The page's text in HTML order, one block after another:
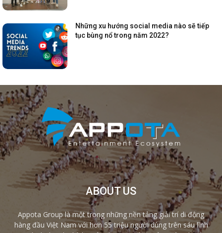
Những xu hướng social media nào sẽ tiếp
tục bùng nổ trong năm 2022?
ABOUT US
Appota Group là một trong những nền tảng giải trí di động
hàng đầu Việt Nam với hơn 55 triệu người dùng trên sáu lĩnh